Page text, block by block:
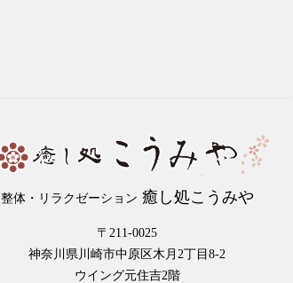
整体・リラクゼーション 癒し処こうみや
〒211-0025
神奈川県川崎市中原区木月2丁目8-2
ウイング元住吉2階